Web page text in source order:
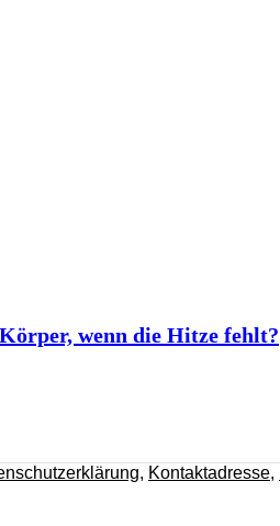
wenn die Hitze fehlt?
, Kontaktadresse,